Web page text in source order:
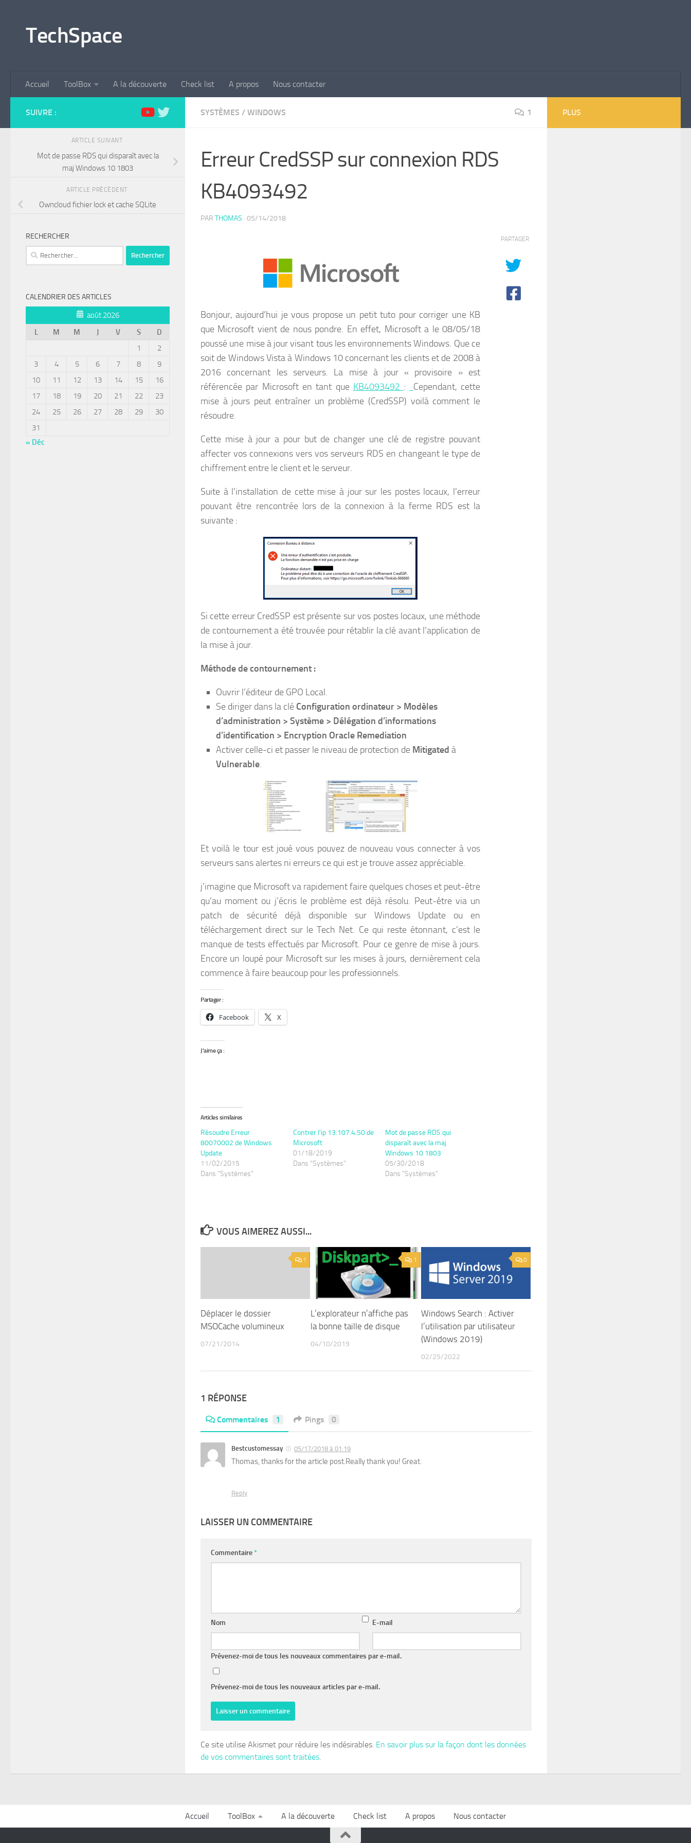
TechSpace
Accueil ToolBox A la découverte Check list A propos Nous contacter
SYSTÈMES / WINDOWS 1
Erreur CredSSP sur connexion RDS
KB4093492
PAR THOMAS · 05/14/2018
Bonjour, aujourd’hui je vous propose un petit tuto pour corriger une KB
que Microsoft vient de nous pondre. En effet, Microsoft a le 08/05/18
poussé une mise à jour visant tous les environnements Windows. Que ce
soit de Windows Vista à Windows 10 concernant les clients et de 2008 à
2016 concernant les serveurs. La mise à jour « provisoire » est
référencée par Microsoft en tant que KB4093492 :
Cependant, cette
mise à jours peut entraîner un problème (CredSSP) voilà comment le
résoudre.
Cette mise à jour a pour but de changer une clé de registre pouvant
affecter vos connexions vers vos serveurs RDS en changeant le type de
chiffrement entre le client et le serveur.
Suite à l’installation de cette mise à jour sur les postes locaux, l’erreur
pouvant être rencontrée lors de la connexion à la ferme RDS est la
suivante :
Si cette erreur CredSSP est présente sur vos postes locaux, une méthode
de contournement a été trouvée pour rétablir la clé avant l’application de
la mise à jour.
Méthode de contournement :
Ouvrir l’éditeur de GPO Local.
Se diriger dans la clé Configuration ordinateur > Modèles
d’administration > Système > Délégation d’informations
d’identification > Encryption Oracle Remediation
Activer celle-ci et passer le niveau de protection de Mitigated à
Vulnerable.
Et voilà le tour est joué vous pouvez de nouveau vous connecter à vos
serveurs sans alertes ni erreurs ce qui est je trouve assez appréciable.
j’imagine que Microsoft va rapidement faire quelques choses et peut-être
qu’au moment ou j’écris le problème est déjà résolu. Peut-être via un
patch de sécurité déjà disponible sur Windows Update ou en
téléchargement direct sur le Tech Net. Ce qui reste étonnant, c’est le
manque de tests effectués par Microsoft. Pour ce genre de mise à jours.
Encore un loupé pour Microsoft sur les mises à jours, dernièrement cela
commence à faire beaucoup pour les professionnels.
Partager :
Facebook X
J’aime ça :
Articles similaires
Résoudre Erreur
80070002 de Windows
Update
11/02/2015
Dans "Systèmes"
Contrer l’ip 13.107.4.50 de
Microsoft
01/18/2019
Dans "Systèmes"
Mot de passe RDS qui
disparaît avec la maj
Windows 10 1803
05/30/2018
Dans "Systèmes"
PARTAGER
VOUS AIMEREZ AUSSI...
1
Déplacer le dossier
MSOCache volumineux
07/21/2014
1
L’explorateur n’affiche pas
la bonne taille de disque
04/10/2019
0
Windows Search : Activer
l’utilisation par utilisateur
(Windows 2019)
02/25/2022
1 RÉPONSE
Commentaires 1 Pings 0
Bestcustomessay 05/17/2018 à 01:19
Thomas, thanks for the article post.Really thank you! Great.
Reply
LAISSER UN COMMENTAIRE
Commentaire*
Nom E-mail
Prévenez-moi de tous les nouveaux commentaires par e-mail.
Prévenez-moi de tous les nouveaux articles par e-mail.
Ce site utilise Akismet pour réduire les indésirables. En savoir plus sur la façon dont les données
de vos commentaires sont traitées
SUIVRE :
ARTICLE SUIVANT
Mot de passe RDS qui disparaît avec la
maj Windows 10 1803
ARTICLE PRÉCÉDENT
Owncloud fichier lock et cache SQLite
RECHERCHER
Rechercher :
CALENDRIER DES ARTICLES
août 2026
L
M M J V S
D
1
2
3
4 5 6 7 8
9
10
11 12 13 14 15
16
17
18 19 20 21 22
23
24
25 26 27 28 29
30
31
« Déc
PLUS
Accueil ToolBox A la découverte Check list A propos Nous contacter